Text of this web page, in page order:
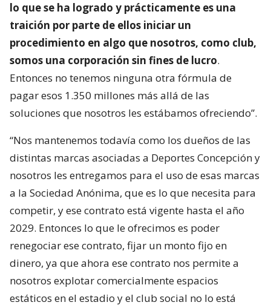
lo que se ha logrado y prácticamente es una
traición por parte de ellos iniciar un
procedimiento en algo que nosotros, como club,
somos una corporación sin fines de lucro.
Entonces no tenemos ninguna otra fórmula de
pagar esos 1.350 millones más allá de las
soluciones que nosotros les estábamos ofreciendo”.
“Nos mantenemos todavía como los dueños de las
distintas marcas asociadas a Deportes Concepción y
nosotros les entregamos para el uso de esas marcas
a la Sociedad Anónima, que es lo que necesita para
competir, y ese contrato está vigente hasta el año
2029. Entonces lo que le ofrecimos es poder
renegociar ese contrato, fijar un monto fijo en
dinero, ya que ahora ese contrato nos permite a
nosotros explotar comercialmente espacios
estáticos en el estadio y el club social no lo está